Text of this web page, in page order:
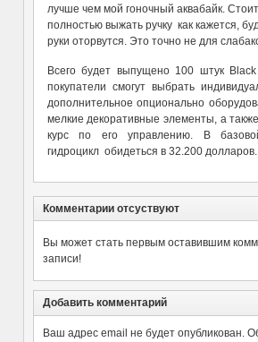
лучше чем мой гоночный аквабайк.
полностью выжать ручку как кажется,
руки оторвутся. Это точно не для
Всего будет выпущено 100 штук
покупатели смогут выбрать
дополнительное опционально
мелкие декоративные элементы, а
курс по его управлению. В
гидроцикл обидеться в 32.200 долларов.
Комментарии отсуствуют
Вы может стать первым оставившим
записи!
Добавить комментарий
Ваш адрес email не будет опубликован.